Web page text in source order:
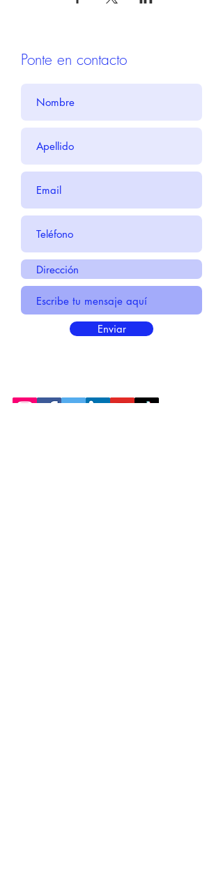
Ponte en contacto
Enviar